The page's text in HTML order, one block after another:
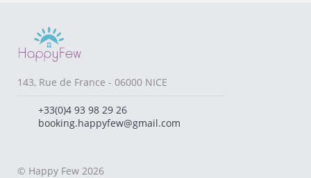
143, Rue de France - 06000 NICE
+33(0)4 93 98 29 26
booking.happyfew@gmail.com
© Happy Few 2026